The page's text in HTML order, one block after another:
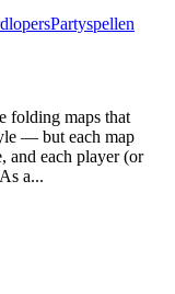
Partyspellen
folding maps that
— but each map
and each player (or
a...